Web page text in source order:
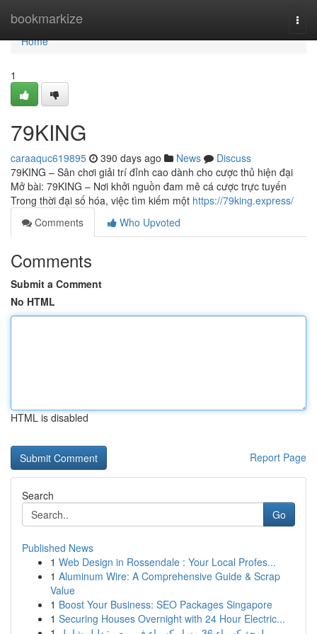
bookmarkize
Home
Home
1
79KING
caraaquc619895 390 days ago News
Discuss
79KING – Sân chơi giải trí đỉnh cao dành cho cược thủ hiện đại
Mở bài: 79KING – Nơi khởi nguồn đam mê cá cược trực tuyến
Trong thời đại số hóa, việc tìm kiếm một https://79king.express/
Comments
Who Upvoted
Comments
Submit a Comment
No HTML
HTML is disabled
Report Page
Search
Go
Published News
1 Web Design in Rossendale : Your Local Profes...
1 Aluminum Wire: A Comprehensive Guide & Scrap
Value
1 Boost Your Business: SEO Packages Singapore
1 Securing Houses Overnight with 24 Hour Electric...